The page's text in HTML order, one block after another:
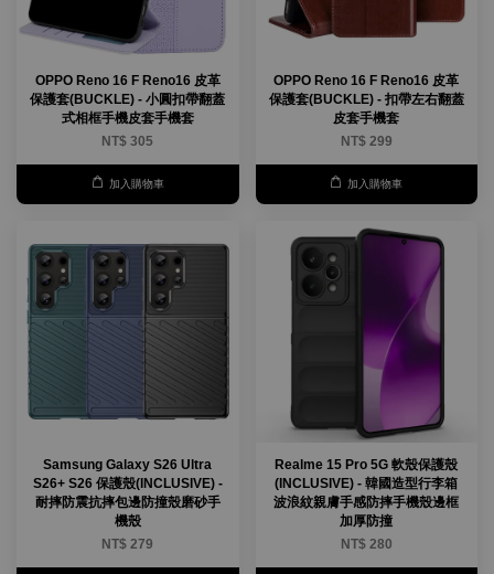
OPPO Reno 16 F Reno16 皮革
保護套(BUCKLE) - 小圓扣帶翻蓋
式相框手機皮套手機套
NT$ 305
加入購物車
OPPO Reno 16 F Reno16 皮革
保護套(BUCKLE) - 扣帶左右翻蓋
皮套手機套
NT$ 299
加入購物車
Samsung Galaxy S26 Ultra
S26+ S26 保護殼(INCLUSIVE) -
耐摔防震抗摔包邊防撞殼磨砂手
機殼
NT$ 279
Realme 15 Pro 5G 軟殼保護殼
(INCLUSIVE) - 韓國造型行李箱
波浪紋親膚手感防摔手機殼邊框
加厚防撞
NT$ 280